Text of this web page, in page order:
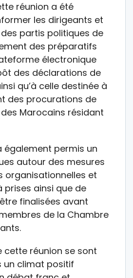
réunion a été
les dirigeants et
partis politiques de
des préparatifs
électronique
des déclarations de
qu’à celle destinée à
des procurations de
Marocains résidant
également permis un
autour des mesures
organisationnelles et
prises ainsi que de
finalisées avant
de la Chambre
cette réunion se sont
un climat positif